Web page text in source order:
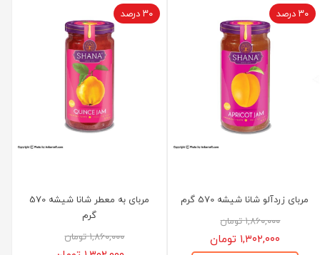
مربای زردآلو شانا شیشه 570 گرم
۱,۸۶۰,۰۰۰ تومان
۱,۳۰۲,۰۰۰ تومان
۳۰ درصد
مربای به معطر شانا شیشه 570
گرم
۱,۸۶۰,۰۰۰ تومان
۳۰ درصد